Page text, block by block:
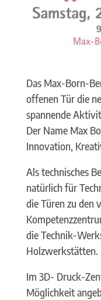
Das Max-Born-
offenen Tür die
spannende
Der Name Max
Innovation,
Als technisches
natürlich für
die Türen zu den
die Technik-
Holzwerkstätten.
Im 3D- Druck-
Möglichkeit